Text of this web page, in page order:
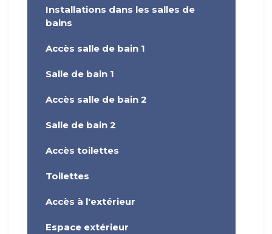
Installations dans les salles de
bains
Accès salle de bain 1
Salle de bain 1
Accès salle de bain 2
Salle de bain 2
Accès toilettes
Toilettes
Accès à l'extérieur
Espace extérieur